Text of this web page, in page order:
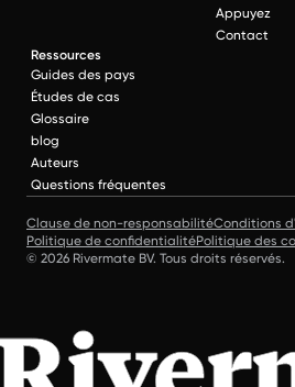
Appuyez
Contact
Ressources
Guides des pays
Études de cas
Glossaire
blog
Auteurs
Questions fréquentes
Clause de non-responsabilitéConditions
Politique de confidentialitéPolitique des
© 2026 Rivermate BV. Tous droits réservés.